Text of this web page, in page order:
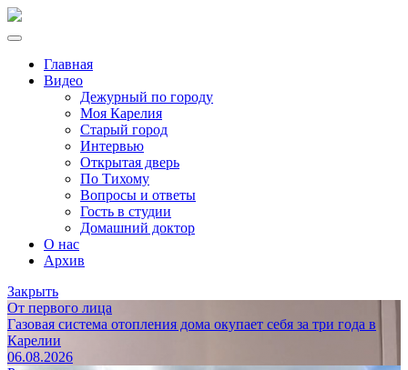
Главная
Видео
Дежурный по городу
Моя Карелия
Старый город
Интервью
Открытая дверь
По Тихому
Вопросы и ответы
Гость в студии
Домашний доктор
О нас
Архив
Закрыть
От первого лица
Газовая система отопления дома окупает себя за три года в
Карелии
06.08.2026